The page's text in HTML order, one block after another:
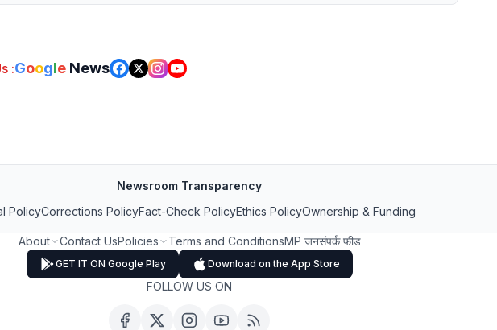
:Google News
Newsroom Transparency
PolicyCorrections PolicyFact-Check PolicyEthics PolicyOwnership & Funding
About Contact UsPolicies Terms and ConditionsMP जनसंपर्क फीड
GET IT ON Google Play Download on the App Store
FOLLOW US ON